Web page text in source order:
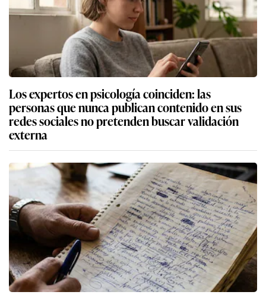
Los expertos en psicología coinciden: las
personas que nunca publican contenido en sus
redes sociales no pretenden buscar validación
externa